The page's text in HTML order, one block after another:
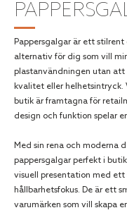
Pappersgalgar är ett
alternativ för dig som vill
plastanvändningen utan att
kvalitet eller helhetsintryck.
butik är framtagna för
design och funktion spelar
Med sin rena och moderna
pappersgalgar perfekt i
visuell presentation med ett
hållbarhetsfokus. De är ett
varumärken som vill skapa